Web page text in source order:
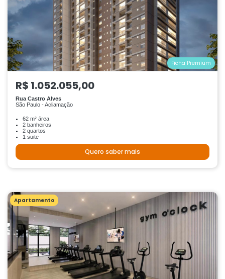
Ficha Premium
R$ 1.052.055,00
Rua Castro Alves
São Paulo - Acliamação
62 m² área
2 banheiros
2 quartos
1 suite
Quero saber mais
Apartamento